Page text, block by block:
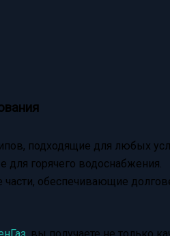
подходящие для любых
для горячего водоснабжения.
обеспечивающие